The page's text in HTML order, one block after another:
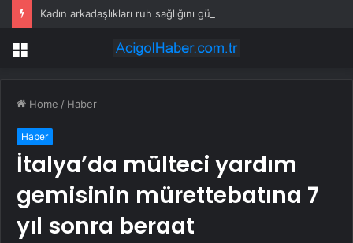
Kadın arkadaşlıkları ruh sağlığını güçlendiriyor
Menu
Home / Haber
Haber
İtalya’da mülteci yardım
gemisinin mürettebatına 7
yıl sonra beraat